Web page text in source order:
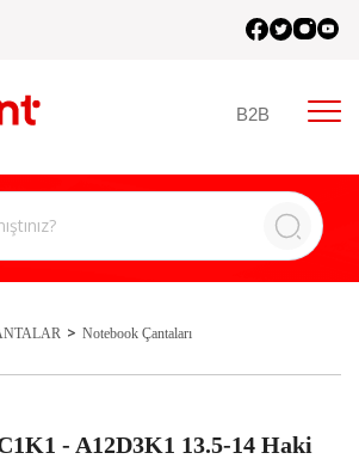
B2B
Notebook Çantaları
- A12D3K1 13.5-14 Haki